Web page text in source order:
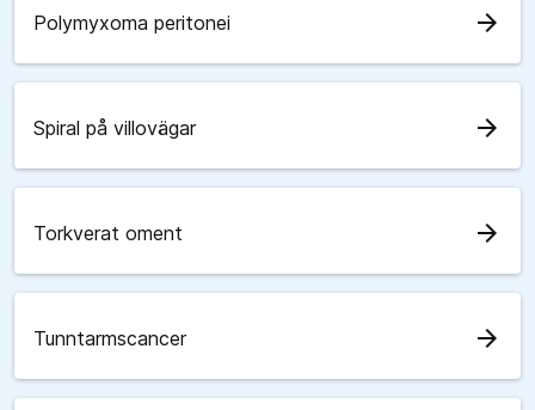
Polymyxoma peritonei arrow_forward
Spiral på villovägar arrow_forward
Torkverat oment arrow_forward
Tunntarmscancer arrow_forward